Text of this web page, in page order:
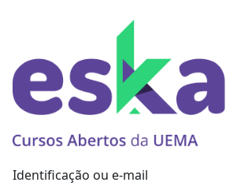
Identificação ou e-mail